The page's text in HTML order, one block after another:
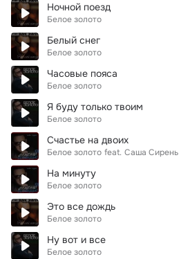
Ночной поезд
Белое золото
Белый снег
Белое золото
Часовые пояса
Белое золото
Я буду только твоим
Белое золото
Счастье на двоих
Белое золото feat. Саша Сирень
На минуту
Белое золото
Это все дождь
Белое золото
Ну вот и все
Белое золото